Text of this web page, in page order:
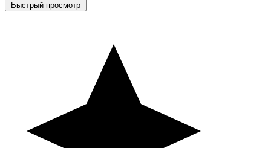
Быстрый просмотр